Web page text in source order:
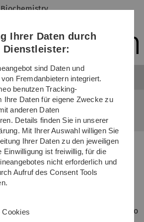
Direkt
Direkt
Direkt
(Sprache,
Drucken,
Media)
Direkt
Direkt
Thesis
a considerable number of
students within their final year
to provide a good supervision and to
Ihrer Daten durch
Dienstleister:
sind Daten und
Fremdanbietern integriert.
benutzen Tracking-
Ihre Daten für eigene Zwecke zu
anderen Daten
Details finden Sie in unserer
Mit Ihrer Auswahl willigen Sie
Ihrer Daten zu den jeweiligen
Einwilligung ist freiwillig, für die
nicht erforderlich und
Aufruf des Consent Tools
Cookies